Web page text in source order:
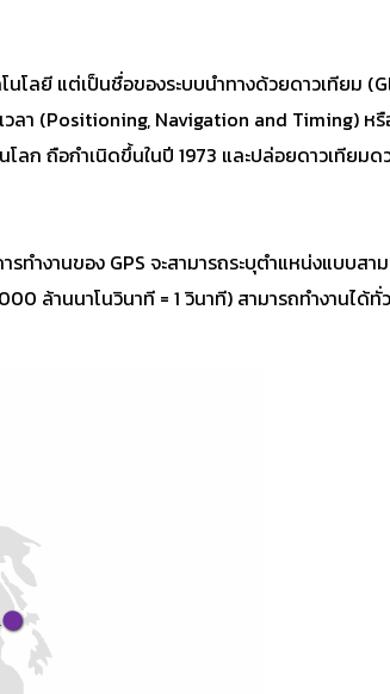
นโลยี แต่เป็นชื่อของระบบนำทางด้วยดาวเทียม
ลา (Positioning, Navigation and Timing) หรื
ก ถือกำเนิดขึ้นในปี 1973 และปล่อยดาวเทียมด
ำงานของ GPS จะสามารถระบุตำแหน่งแบบส
ล้านนาโนวินาที = 1 วินาที) สามารถทำงานได้